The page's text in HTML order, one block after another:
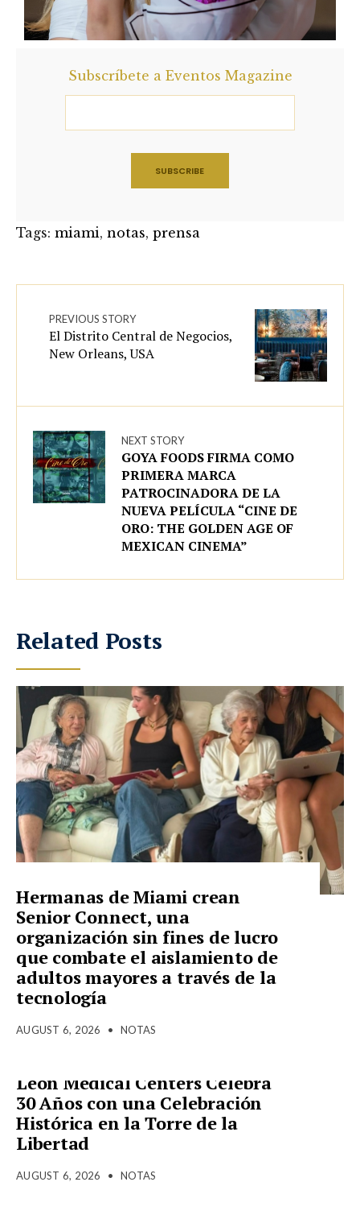
Subscríbete a Eventos Magazine
Tags: miami, notas, prensa
PREVIOUS STORY
El Distrito Central de Negocios,
New Orleans, USA
NEXT STORY
GOYA FOODS FIRMA COMO
PRIMERA MARCA
PATROCINADORA DE LA
NUEVA PELÍCULA “CINE DE
ORO: THE GOLDEN AGE OF
MEXICAN CINEMA”
Related Posts
Hermanas de Miami crean
Senior Connect, una
organización sin fines de lucro
que combate el aislamiento de
adultos mayores a través de la
tecnología
AUGUST 6, 2026 • NOTAS
Leon Medical Centers Celebra
30 Años con una Celebración
Histórica en la Torre de la
Libertad
AUGUST 6, 2026 • NOTAS